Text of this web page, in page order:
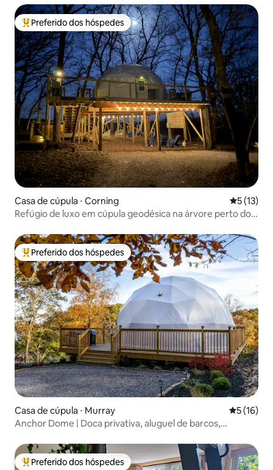
Entre os melhores preferidos dos hóspedes
Preferido dos hóspedes
Casa de cúpula ⋅ Corning 5 de uma
5 (13)
Refúgio de luxo em cúpula geodésica na árvore perto do
Entre os melhores preferidos dos hóspedes
Preferido dos hóspedes
Casa de cúpula ⋅ Murray 5 de uma
5 (16)
Anchor Dome | Doca privativa, aluguel de barcos,
Entre os melhores preferidos dos hóspedes
Preferido dos hóspedes